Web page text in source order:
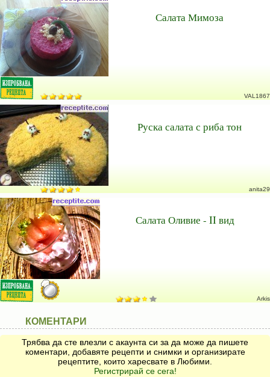
Салата Мимоза
VAL1867
Руска салата с риба тон
anita29
Салата Оливие - II вид
Arkis
КОМЕНТАРИ
Трябва да сте влезли с акаунта си за да може да пишете
коментари, добавяте рецепти и снимки и организирате
рецептите, които харесвате в Любими.
Регистрирай се сега!